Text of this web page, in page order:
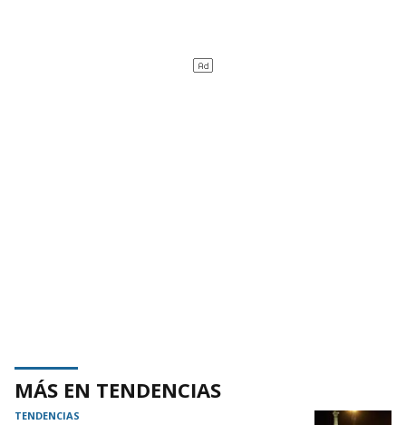
MÁS EN TENDENCIAS
TENDENCIAS